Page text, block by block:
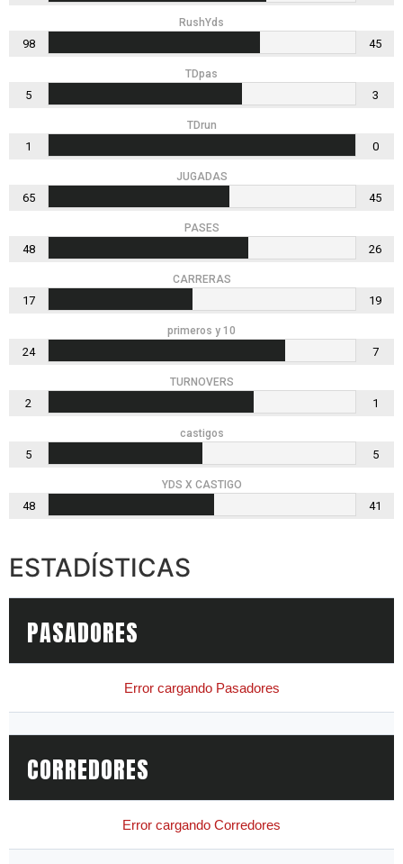
RushYds
98 45
TDpas
5 3
TDrun
1 0
JUGADAS
65 45
PASES
48 26
CARRERAS
17 19
primeros y 10
24 7
TURNOVERS
2 1
castigos
5 5
YDS X CASTIGO
48 41
ESTADÍSTICAS